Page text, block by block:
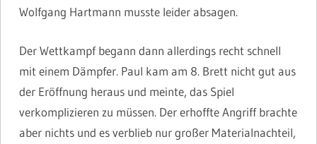
Wolfgang Hartmann musste leider absagen.
Der Wettkampf begann dann allerdings recht schnell
mit einem Dämpfer. Paul kam am 8. Brett nicht gut aus
der Eröffnung heraus und meinte, das Spiel
verkomplizieren zu müssen. Der erhoffte Angriff brachte
aber nichts und es verblieb nur großer Materialnachteil,